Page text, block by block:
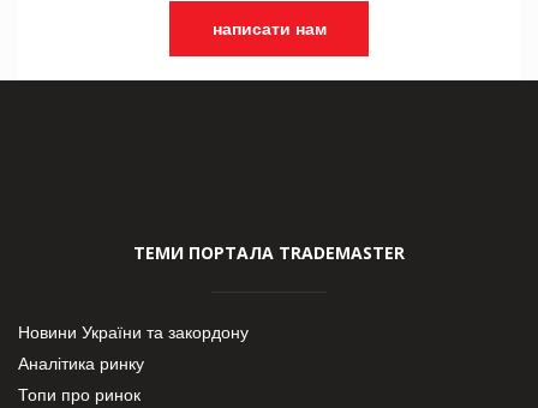
написати нам
ТЕМИ ПОРТАЛА TRADEMASTER
Новини України та закордону
Аналітика ринку
Топи про ринок